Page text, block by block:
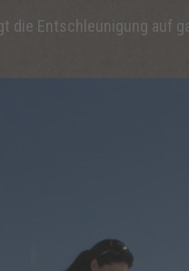
die Entschleunigung auf